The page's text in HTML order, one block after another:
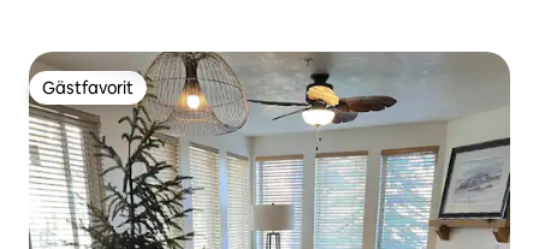
Gästfavorit
Gästfavorit